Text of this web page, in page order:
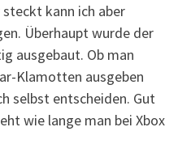
kann ich aber
Überhaupt wurde der
ausgebaut. Ob man
Klamotten ausgeben
selbst entscheiden. Gut
wie lange man bei Xbox